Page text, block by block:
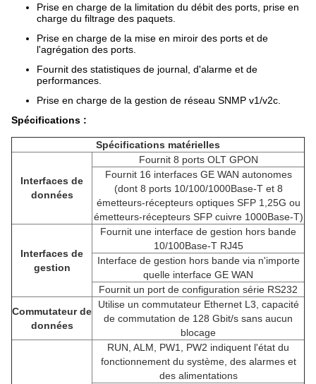
Prise en charge de la limitation du débit des ports, prise en
charge du filtrage des paquets.
Prise en charge de la mise en miroir des ports et de
l'agrégation des ports.
Fournit des statistiques de journal, d'alarme et de
performances.
Prise en charge de la gestion de réseau SNMP v1/v2c.
Spécifications :
Spécifications matérielles
Interfaces de
données
Fournit 8 ports OLT GPON
Fournit 16 interfaces GE WAN autonomes
(dont 8 ports 10/100/1000Base-T et 8
émetteurs-récepteurs optiques SFP 1,25G ou
émetteurs-récepteurs SFP cuivre 1000Base-T)
Interfaces de
gestion
Fournit une interface de gestion hors bande
10/100Base-T RJ45
Interface de gestion hors bande via n'importe
quelle interface GE WAN
Fournit un port de configuration série RS232
Commutateur de
données
Utilise un commutateur Ethernet L3, capacité
de commutation de 128 Gbit/s sans aucun
blocage
RUN, ALM, PW1, PW2 indiquent l'état du
fonctionnement du système, des alarmes et
des alimentations